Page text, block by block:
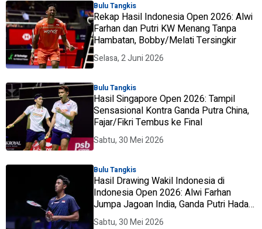
Bulu Tangkis
Rekap Hasil Indonesia Open 2026: Alwi
Farhan dan Putri KW Menang Tanpa
Hambatan, Bobby/Melati Tersingkir
Selasa, 2 Juni 2026
Bulu Tangkis
Hasil Singapore Open 2026: Tampil
Sensasional Kontra Ganda Putra China,
Fajar/Fikri Tembus ke Final
Sabtu, 30 Mei 2026
Bulu Tangkis
Hasil Drawing Wakil Indonesia di
Indonesia Open 2026: Alwi Farhan
Jumpa Jagoan India, Ganda Putri Hadapi
Unggulan
Sabtu, 30 Mei 2026